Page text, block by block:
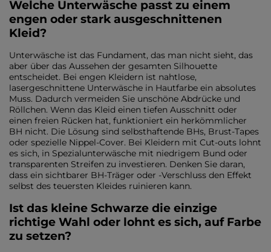
Welche Unterwäsche passt zu einem
engen oder stark ausgeschnittenen
Kleid?
Unterwäsche ist das Fundament, das man nicht sieht, das
aber über das Aussehen der gesamten Silhouette
entscheidet. Bei engen Kleidern ist nahtlose,
lasergeschnittene Unterwäsche in Hautfarbe ein absolutes
Muss. Dadurch vermeiden Sie unschöne Abdrücke und
Röllchen. Wenn das Kleid einen tiefen Ausschnitt oder
einen freien Rücken hat, funktioniert ein herkömmlicher
BH nicht. Die Lösung sind selbsthaftende BHs, Brust-Tapes
oder spezielle Nippel-Cover. Bei Kleidern mit Cut-outs lohnt
es sich, in Spezialunterwäsche mit niedrigem Bund oder
transparenten Streifen zu investieren. Denken Sie daran,
dass ein sichtbarer BH-Träger oder -Verschluss den Effekt
selbst des teuersten Kleides ruinieren kann.
Ist das kleine Schwarze die einzige
richtige Wahl oder lohnt es sich, auf Farbe
zu setzen?